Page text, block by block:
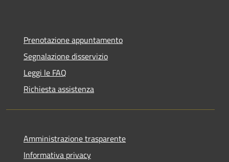
Prenotazione appuntamento
Segnalazione disservizio
Leggi le FAQ
Richiesta assistenza
Amministrazione trasparente
Informativa privacy